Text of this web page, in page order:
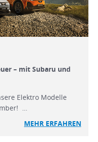
– mit Subaru und
Elektro Modelle
…
MEHR ERFAHREN